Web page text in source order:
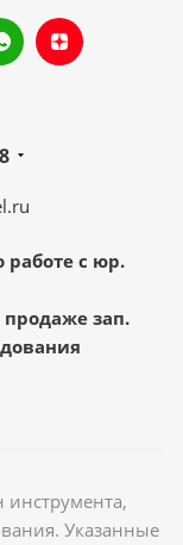
работе с юр.
зап.
инструмента,
Указанные